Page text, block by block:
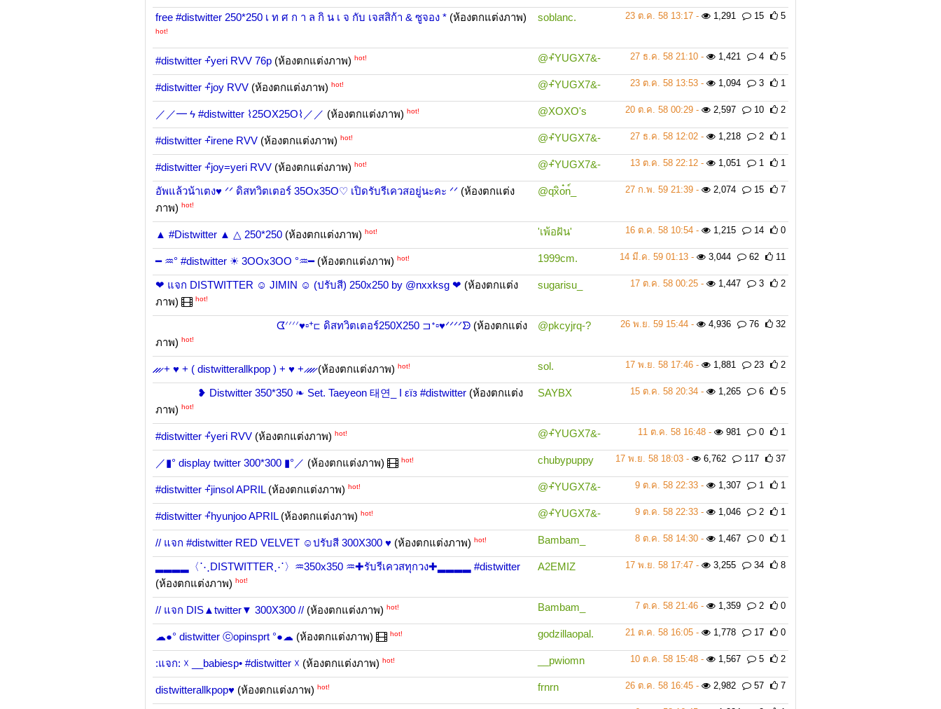
free #distwitter 250*250 เ ท ศ ก า ล กิ น เ จ กับ เจสสิก้า & ซูจอง * (ห้องตกแต่งภาพ)
hot!
soblanc. 23 ต.ค. 58 13:17 - 1,291 15 5
#distwitter +ํyeri RVV 76p (ห้องตกแต่งภาพ) hot! @+ํYUGX7&- 27 ธ.ค. 58 21:10 - 1,421 4 5
#distwitter +ํjoy RVV (ห้องตกแต่งภาพ) hot! @+ํYUGX7&- 23 ต.ค. 58 13:53 - 1,094 3 1
／／━ ϟ #distwitter ⌇25OX25O⌇／／ (ห้องตกแต่งภาพ) hot! @XOXO's 20 ต.ค. 58 00:29 - 2,597 10 2
#distwitter +ํirene RVV (ห้องตกแต่งภาพ) hot! @+ํYUGX7&- 27 ธ.ค. 58 12:02 - 1,218 2 1
#distwitter +ํjoy=yeri RVV (ห้องตกแต่งภาพ) hot! @+ํYUGX7&- 13 ต.ค. 58 22:12 - 1,051 1 1
อัพแล้วน้าเตง♥ ᐟᐟ ดิสทวิตเตอร์ 35Ox35O♡ เปิดรับรีเควสอยู่นะคะ ᐟᐟ (ห้องตกแต่ง
ภาพ) hot!
@qxิo๋n์_ 27 ก.พ. 59 21:39 - 2,074 15 7
▲ #Distwitter ▲ △ 250*250 (ห้องตกแต่งภาพ) hot! 'เพ้อฝัน' 16 ต.ค. 58 10:54 - 1,215 14 0
━ ♒° #distwitter ☀ 3OOx3OO °♒━(ห้องตกแต่งภาพ) hot! 1999cm. 14 มี.ค. 59 01:13 - 3,044 62 11
❤ แจก DISTWITTER ☺ JIMIN ☺ (ปรับสี) 250x250 by @nxxksg ❤ (ห้องตกแต่ง
ภาพ)
hot!
sugarisu_ 17 ต.ค. 58 00:25 - 1,447 3 2
ᗧᐟᐟᐟᐟ♥▫ᕀ⊏ ดิสทวิตเตอร์250X250 ⊐ᕀ▫♥ᐟᐟᐟᐟᗦ (ห้องตกแต่ง
ภาพ) hot!
@pkcyjrq-? 26 พ.ย. 59 15:44 - 4,936 76 32
̷̷ ̷̷ ̷ + ♥ + ( distwitterallkpop ) + ♥ + ̷ ̷̷ ̷̷ ̷(ห้องตกแต่งภาพ) hot! sol. 17 พ.ย. 58 17:46 - 1,881 23 2
❥ Distwitter 350*350 ❧ Set. Taeyeon 태연_ I εїз #distwitter (ห้องตกแต่ง
ภาพ) hot!
SAYBX 15 ต.ค. 58 20:34 - 1,265 6 5
#distwitter +ํyeri RVV (ห้องตกแต่งภาพ) hot! @+ํYUGX7&- 11 ต.ค. 58 16:48 - 981 0 1
／▮° display twitter 300*300 ▮°／ (ห้องตกแต่งภาพ) hot! chubypuppy 17 พ.ย. 58 18:03 - 6,762 117 37
#distwitter +ํjinsol APRIL(ห้องตกแต่งภาพ) hot! @+ํYUGX7&- 9 ต.ค. 58 22:33 - 1,307 1 1
#distwitter +ํhyunjoo APRIL(ห้องตกแต่งภาพ) hot! @+ํYUGX7&- 9 ต.ค. 58 22:33 - 1,046 2 1
// แจก #distwitter RED VELVET ☺ปรับสี 300X300 ♥ (ห้องตกแต่งภาพ) hot! Bambam_ 8 ต.ค. 58 14:30 - 1,467 0 1
▂▂▂▂〈⋱DISTWITTER⋰〉♒350x350 ♒✚รับรีเควสทุกวง✚▂▂▂▂ #distwitter
(ห้องตกแต่งภาพ) hot!
A2EMIZ 17 พ.ย. 58 17:47 - 3,255 34 8
// แจก DIS▲twitter▼ 300X300 // (ห้องตกแต่งภาพ) hot! Bambam_ 7 ต.ค. 58 21:46 - 1,359 2 0
☁●° distwitter ⓒopinsprt °●☁ (ห้องตกแต่งภาพ) hot! godzillaopal. 21 ต.ค. 58 16:05 - 1,778 17 0
:แจก: ☓ __babiesp• #distwitter ☓ (ห้องตกแต่งภาพ) hot! __pwiomn 10 ต.ค. 58 15:48 - 1,567 5 2
distwitterallkpop♥ (ห้องตกแต่งภาพ) hot! frnrn 26 ต.ค. 58 16:45 - 2,982 57 7